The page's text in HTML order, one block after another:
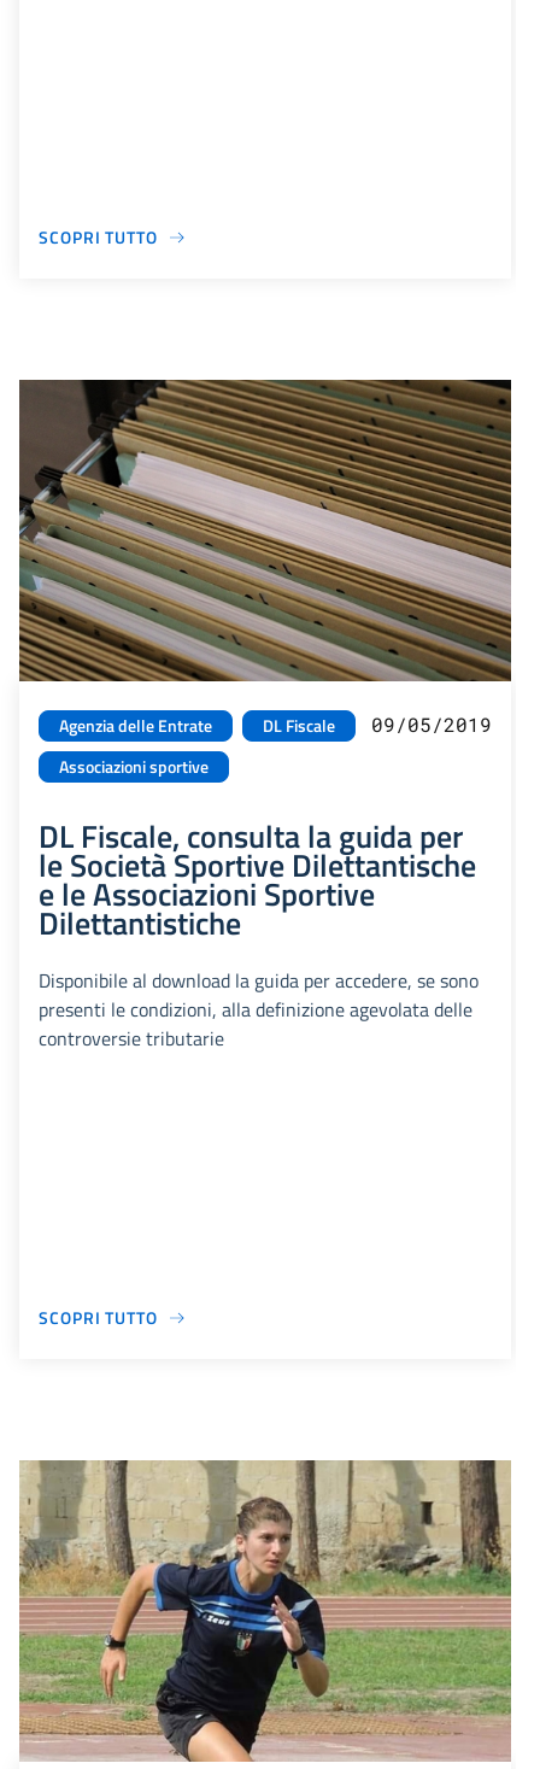
SCOPRI TUTTO
Agenzia delle Entrate
DL Fiscale
Associazioni sportive
09/05/2019
DL Fiscale, consulta la guida per
le Società Sportive Dilettantische
e le Associazioni Sportive
Dilettantistiche
Disponibile al download la guida per accedere, se sono
presenti le condizioni, alla definizione agevolata delle
controversie tributarie
SCOPRI TUTTO